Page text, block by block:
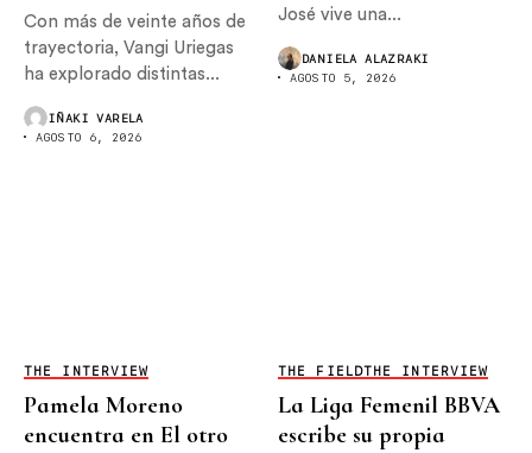
Con más de veinte años de
trayectoria, Vangi Uriegas
ha explorado distintas...
IÑAKI VARELA
AGOSTO 6, 2026
José vive una...
DANIELA ALAZRAKI
AGOSTO 5, 2026
THE INTERVIEW
Pamela Moreno
encuentra en El otro
THE FIELDTHE INTERVIEW
La Liga Femenil BBVA
escribe su propia